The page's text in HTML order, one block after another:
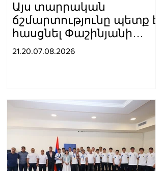
Այս տարրական
ճշմարտությունը պետք է
հասցնել Փաշինյանի
ուժայիններին և
21.20.07.08.2026